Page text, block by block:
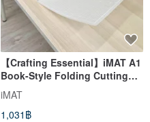
【Crafting Essential】iMAT A1
Book-Style Folding Cutting
Mat 2mm 60x90cm Non-Toxic
Desk Mat Large Area
iMAT
1,031฿